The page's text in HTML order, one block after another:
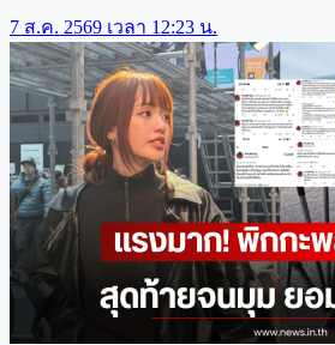
7 ส.ค. 2569 เวลา 12:23 น.